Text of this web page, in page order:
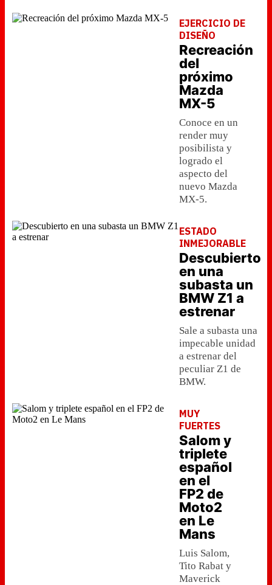
EJERCICIO DE
DISEÑO
Recreación
del
próximo
Mazda
MX-5
Conoce en un
render muy
posibilista y
logrado el
aspecto del
nuevo Mazda
MX-5.
ESTADO
INMEJORABLE
Descubierto
en una
subasta un
BMW Z1 a
estrenar
Sale a subasta una
impecable unidad
a estrenar del
peculiar Z1 de
BMW.
MUY
FUERTES
Salom y
triplete
español
en el
FP2 de
Moto2
en Le
Mans
Luis Salom,
Tito Rabat y
Maverick